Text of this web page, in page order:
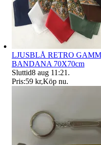
LJUSBLÅ RETRO
BANDANA 70X70cm
Sluttid8 aug 11:21 .
Pris:59 kr,Köp nu.